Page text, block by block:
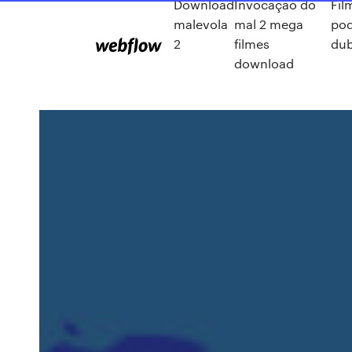
Download
malevola
2
Invocação do
mal 2 mega
filmes
download